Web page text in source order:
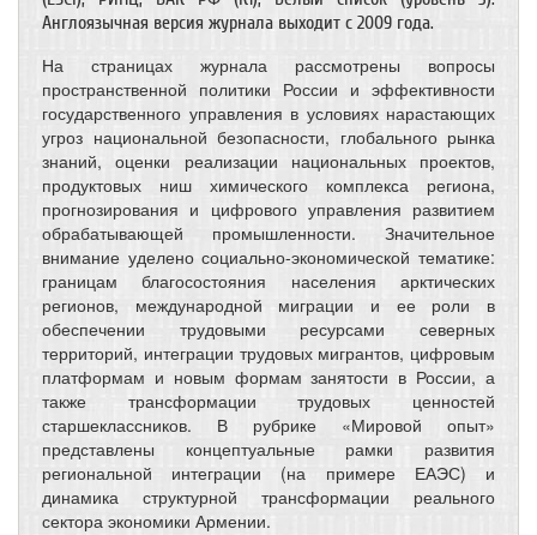
Англоязычная версия журнала выходит с 2009 года.
На страницах журнала рассмотрены вопросы
пространственной политики России и эффективности
государственного управления в условиях нарастающих
угроз национальной безопасности, глобального рынка
знаний, оценки реализации национальных проектов,
продуктовых ниш химического комплекса региона,
прогнозирования и цифрового управления развитием
обрабатывающей промышленности. Значительное
внимание уделено социально-экономической тематике:
границам благосостояния населения арктических
регионов, международной миграции и ее роли в
обеспечении трудовыми ресурсами северных
территорий, интеграции трудовых мигрантов, цифровым
платформам и новым формам занятости в России, а
также трансформации трудовых ценностей
старшеклассников. В рубрике «Мировой опыт»
представлены концептуальные рамки развития
региональной интеграции (на примере ЕАЭС) и
динамика структурной трансформации реального
сектора экономики Армении.